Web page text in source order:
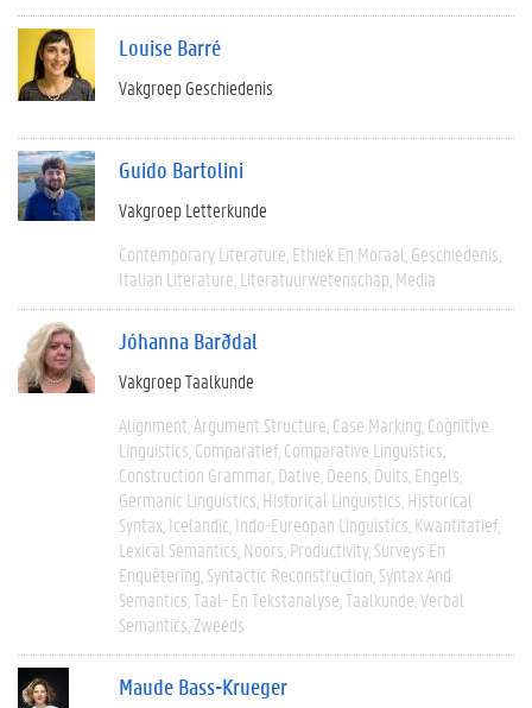
Louise Barré
Vakgroep Geschiedenis
Guido Bartolini
Vakgroep Letterkunde
Contemporary Literature Ethiek En Moraal Geschiedenis
Italian Literature Literatuurwetenschap Media
Jóhanna Barðdal
Vakgroep Taalkunde
Alignment Argument Structure Case Marking Cognitive
Linguistics Comparatief Comparative Linguistics
Construction Grammar Dative Deens Duits Engels
Germanic Linguistics Historical Linguistics Historical
Syntax Icelandic Indo-Eureopan Linguistics Kwantitatief
Lexical Semantics Noors Productivity Surveys En
Enquêtering Syntactic Reconstruction Syntax And
Semantics Taal- En Tekstanalyse Taalkunde Verbal
Semantics Zweeds
Maude Bass-Krueger